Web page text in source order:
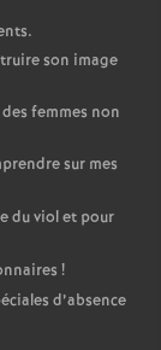
son image
femmes non
sur mes
du viol et pour
!
d’absence